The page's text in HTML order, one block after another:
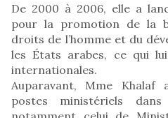
De 2000 à 2006, elle a
pour la promotion de la
droits de l’homme et du
les États arabes, ce qui
internationales.
Auparavant, Mme Khalaf
postes ministériels